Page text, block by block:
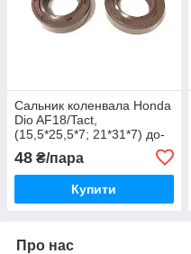
Сальник коленвала Honda
Dio AF18/Tact,
(15,5*25,5*7; 21*31*7) до-
48 ₴/пара
Купити
Про нас